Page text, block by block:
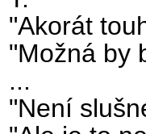
"Akorát
"Možná by
...
"Není